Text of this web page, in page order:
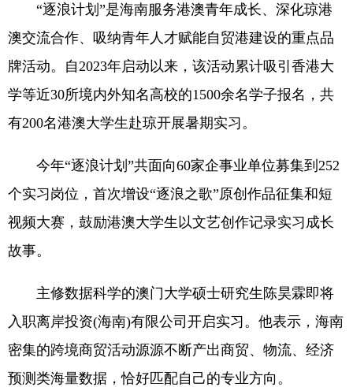
“逐浪计划”是海南服务港澳青年成长、深化琼港
澳交流合作、吸纳青年人才赋能自贸港建设的重点品
牌活动。自2023年启动以来，该活动累计吸引香港大
学等近30所境内外知名高校的1500余名学子报名，共
有200名港澳大学生赴琼开展暑期实习。
今年“逐浪计划”共面向60家企事业单位募集到252
个实习岗位，首次增设“逐浪之歌”原创作品征集和短
视频大赛，鼓励港澳大学生以文艺创作记录实习成长
故事。
主修数据科学的澳门大学硕士研究生陈昊霖即将
入职离岸投资(海南)有限公司开启实习。他表示，海南
密集的跨境商贸活动源源不断产出商贸、物流、经济
预测类海量数据，恰好匹配自己的专业方向。